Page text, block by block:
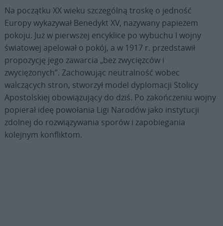
Na początku XX wieku szczególną troskę o jedność
Europy wykazywał Benedykt XV, nazywany papieżem
pokoju. Już w pierwszej encyklice po wybuchu I wojny
światowej apelował o pokój, a w 1917 r. przedstawił
propozycję jego zawarcia „bez zwycięzców i
zwyciężonych”. Zachowując neutralność wobec
walczących stron, stworzył model dyplomacji Stolicy
Apostolskiej obowiązujący do dziś. Po zakończeniu wojny
popierał ideę powołania Ligi Narodów jako instytucji
zdolnej do rozwiązywania sporów i zapobiegania
kolejnym konfliktom.